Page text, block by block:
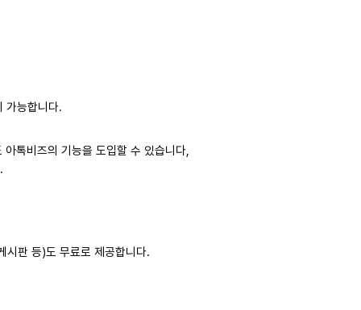
가능합니다.
톡비즈의 기능을 도입할 수 있습니다,
시판 등)도 무료로 제공합니다.